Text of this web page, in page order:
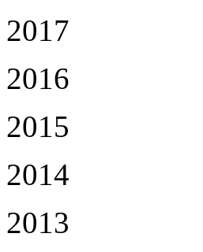
2017
2016
2015
2014
2013